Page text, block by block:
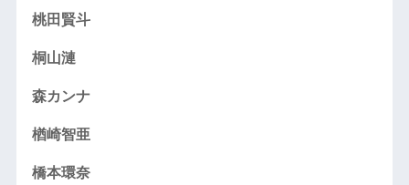
桃田賢斗
桐山漣
森カンナ
楢崎智亜
橋本環奈